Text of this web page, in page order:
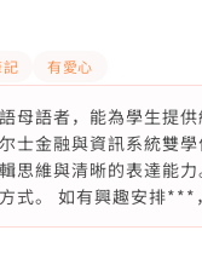
有愛心
母語者，能為學生提
士金融與資訊系統雙
思維與清晰的表達能
式。 如有興趣安排***